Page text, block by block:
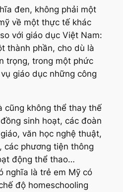
đen, không phải một
về một thực tế khác
với giáo dục Việt Nam:
thành phần, cho dù là
trọng, trong một phức
giáo dục những công
cũng không thể thay thế
sinh hoạt, các đoàn
văn học nghệ thuật,
các phương tiện thông
động thể thao…
nghĩa là trẻ em Mỹ có
độ homeschooling